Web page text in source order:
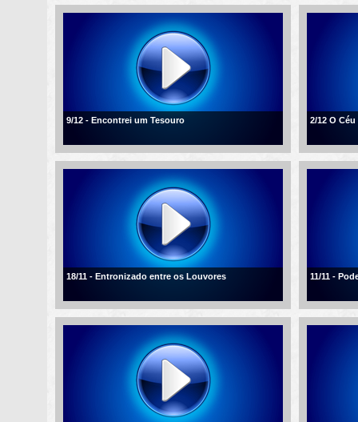
9/12 - Encontrei um Tesouro 2/12 O
18/11 - Entronizado entre os Louvores 11/11 -